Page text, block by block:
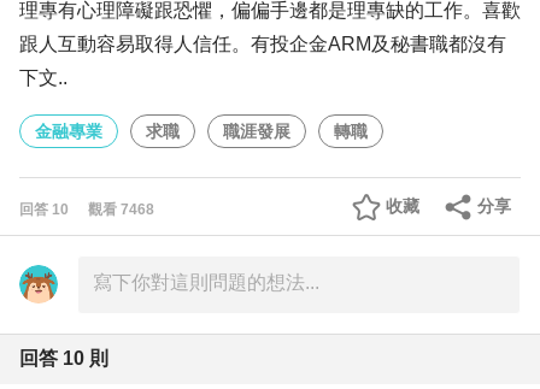
理專有心理障礙跟恐懼，偏偏手邊都是理專缺的工作。喜歡
跟人互動容易取得人信任。有投企金ARM及秘書職都沒有
下文..
金融專業 求職 職涯發展 轉職
回答 10 觀看 7468 分享
收藏
回答 10 則